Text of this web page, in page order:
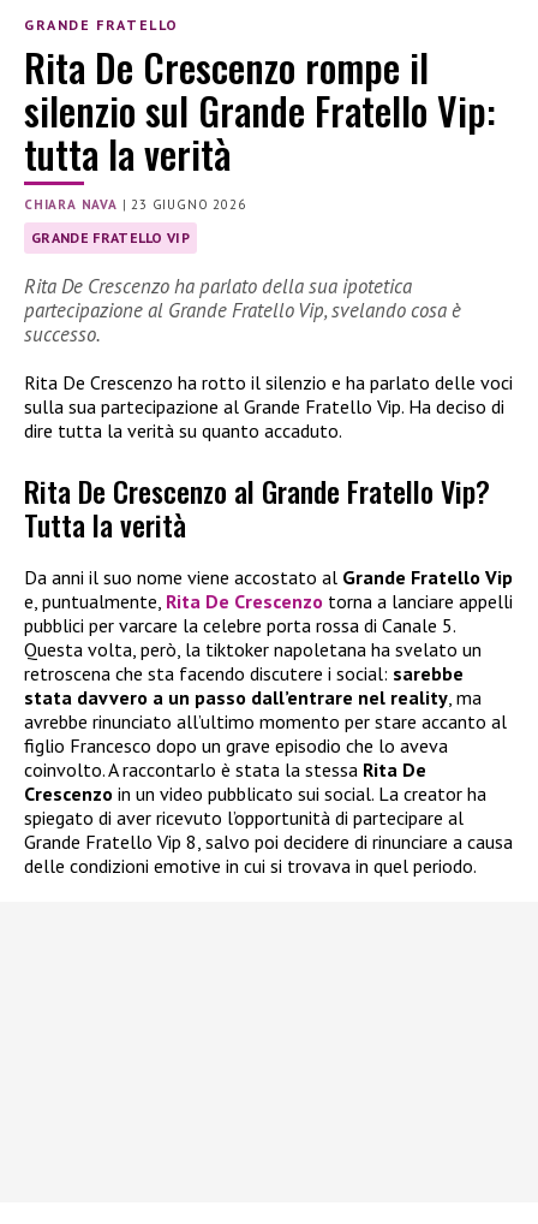
GRANDE FRATELLO
Rita De Crescenzo rompe il
silenzio sul Grande Fratello Vip:
tutta la verità
CHIARA NAVA | 23 GIUGNO 2026
GRANDE FRATELLO VIP
Rita De Crescenzo ha parlato della sua ipotetica
partecipazione al Grande Fratello Vip, svelando cosa è
successo.
Rita De Crescenzo ha rotto il silenzio e ha parlato delle voci
sulla sua partecipazione al Grande Fratello Vip. Ha deciso di
dire tutta la verità su quanto accaduto.
Rita De Crescenzo al Grande Fratello Vip?
Tutta la verità
Da anni il suo nome viene accostato al Grande Fratello Vip
e, puntualmente, Rita De Crescenzo torna a lanciare appelli
pubblici per varcare la celebre porta rossa di Canale 5.
Questa volta, però, la tiktoker napoletana ha svelato un
retroscena che sta facendo discutere i social: sarebbe
stata davvero a un passo dall’entrare nel reality , ma
avrebbe rinunciato all’ultimo momento per stare accanto al
figlio Francesco dopo un grave episodio che lo aveva
coinvolto. A raccontarlo è stata la stessa Rita De
Crescenzo in un video pubblicato sui social. La creator ha
spiegato di aver ricevuto l’opportunità di partecipare al
Grande Fratello Vip 8, salvo poi decidere di rinunciare a causa
delle condizioni emotive in cui si trovava in quel periodo.